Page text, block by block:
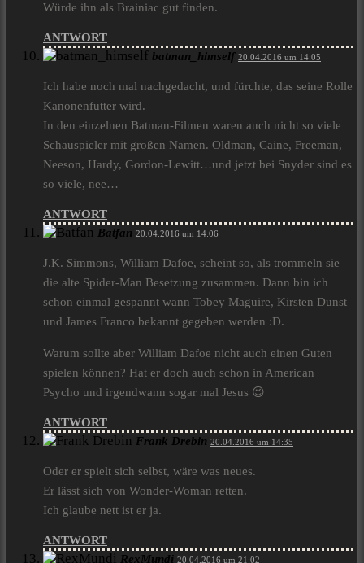
Würde ihn als Brainiac gut finden.
ANTWORT
batman_himself 20.04.2016 um 14:05
Ich habe noch mal nachgedacht, und fürchte, das seine Rolle
Kanonenfutter wird.
In den einzelnen Batman-Filmen waren auch nicht so viele
Schauspieler mit großen Namen. Oldman, Caine, Freeman,
Neeson, Hardy, Gordon-Lewitt…und jetzt bei Snyder sind es
so viele, nee…
ANTWORT
Batfan 20.04.2016 um 14:06
J.K. Simmons, William Dafoe, scheint so, als trommeln sie
die alte Spider-Man Besetzung zusammen. Dann bin ich
schon einmal gespannt wann Tobey Maguire, Kirsten Dunst
und James Franco bekannt gegeben werden :D.
Warum sollte aber William Dafoe nicht auch einen Guten
spielen können? Hat er doch auch schon in American
Psycho und irgendwann sogar mal Jesus 😉
ANTWORT
Frank Drebin 20.04.2016 um 14:35
Oder er spielt sich selbst, wäre was neues.
Er lässt sich von Wonder-Woman retten.
Ich glaube nett ist er ja.
ANTWORT
RexMundi 20.04.2016 um 21:02